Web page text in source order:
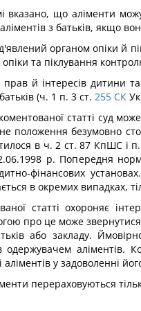
вказано, що аліменти
з батьків, якщо
органом опіки й
опіки та піклування
й інтересів дитини
(ч. 1 п. 3 ст. 255 СК
статті суд
положення безумовно
в ч. 2 ст. 87 КпШС і
р. Попередня
фінансових
в окремих випадках,
статті охороняє
про це може
або закладу.
одержувачем аліментів.
у задоволенні
перераховуються